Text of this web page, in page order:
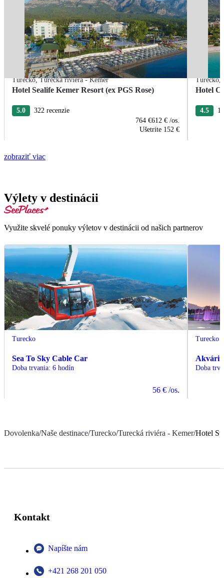
Turecko,Turecká riviéra - Kemer
Hotel Sealife Kemer Resort (ex PGS Rose)
5.0
322 recenzie
764 €612 € /os.
Ušetrite 152 €
Turecko,
Hotel
4.5
zobraziť viac
Výlety v destinácii
Využite skvelé ponuky výletov v destinácii od našich partnerov
Turecko
Sea To Sky Cable Car
Doba trvania: 6 hodín
56 € /os.
Turecko
Doba
Dovolenka/Naše destinace/Turecko/Turecká riviéra - Kemer/Hotel
Kontakt
Napíšte nám
+421 268 201 050